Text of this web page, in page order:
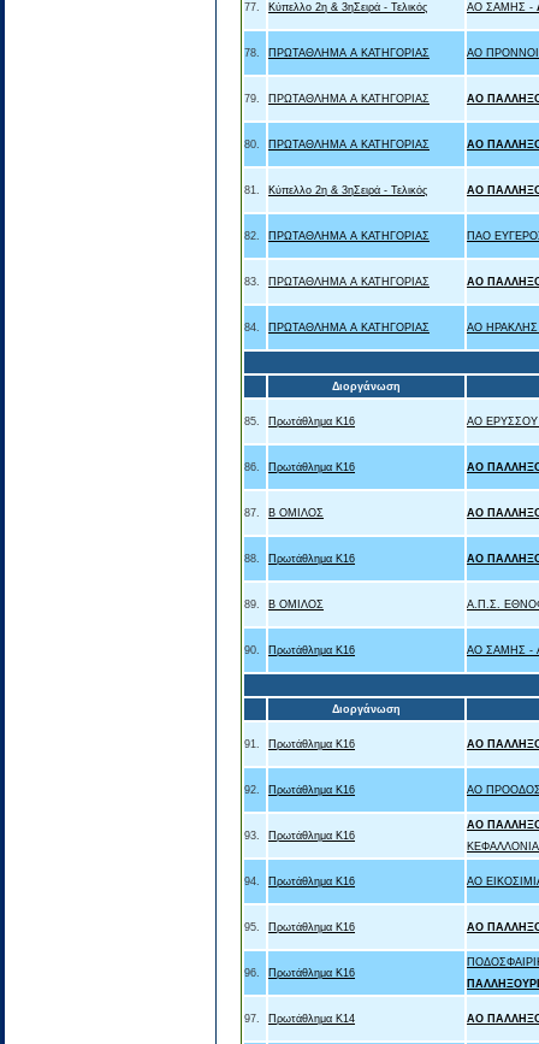
77. Κύπελλο 2η & 3ηΣειρά - Τελικός ΑΟ ΣΑΜΗΣ -
78. ΠΡΩΤΑΘΛΗΜΑ Α ΚΑΤΗΓΟΡΙΑΣ ΑΟ
79. ΠΡΩΤΑΘΛΗΜΑ Α ΚΑΤΗΓΟΡΙΑΣ ΑΟ
80. ΠΡΩΤΑΘΛΗΜΑ Α ΚΑΤΗΓΟΡΙΑΣ ΑΟ
81. Κύπελλο 2η & 3ηΣειρά - Τελικός ΑΟ
82. ΠΡΩΤΑΘΛΗΜΑ Α ΚΑΤΗΓΟΡΙΑΣ ΠΑΟ
83. ΠΡΩΤΑΘΛΗΜΑ Α ΚΑΤΗΓΟΡΙΑΣ ΑΟ
84. ΠΡΩΤΑΘΛΗΜΑ Α ΚΑΤΗΓΟΡΙΑΣ ΑΟ
Διοργάνωση
85. Πρωτάθλημα Κ16 ΑΟ
86. Πρωτάθλημα Κ16 ΑΟ
87. Β ΟΜΙΛΟΣ ΑΟ
88. Πρωτάθλημα Κ16 ΑΟ
89. Β ΟΜΙΛΟΣ Α.Π.Σ.
90. Πρωτάθλημα Κ16 ΑΟ ΣΑΜΗΣ -
Διοργάνωση
91. Πρωτάθλημα Κ16 ΑΟ
92. Πρωτάθλημα Κ16 ΑΟ
93. Πρωτάθλημα Κ16
ΑΟ
94. Πρωτάθλημα Κ16 ΑΟ
95. Πρωτάθλημα Κ16 ΑΟ
96. Πρωτάθλημα Κ16
97. Πρωτάθλημα Κ14 ΑΟ